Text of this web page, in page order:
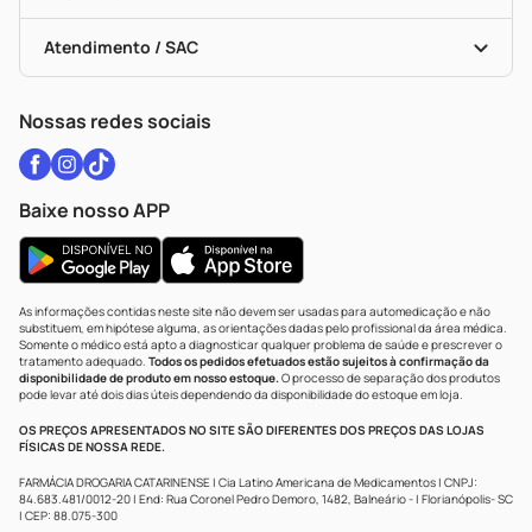
Troca E Devolução
Bulas De A A Z
Políticas De Marketplace
Testes Rápidos
Autoteste Covid-19
Vacinas
Portal Da Privacidade
Atendimento / SAC
Nossas redes sociais
Baixe nosso APP
As informações contidas neste site não devem ser usadas para automedicação e não
substituem, em hipótese alguma, as orientações dadas pelo profissional da área médica.
Somente o médico está apto a diagnosticar qualquer problema de saúde e prescrever o
tratamento adequado. Todos os pedidos efetuados estão sujeitos à confirmação da
disponibilidade de produto em nosso estoque.O processo de separação dos produtos
pode levar até dois dias úteis dependendo da disponibilidade do estoque em loja.
OS PREÇOS APRESENTADOS NO SITE SÃO DIFERENTES DOS PREÇOS DAS LOJAS
FÍSICAS DE NOSSA REDE.
FARMÁCIA DROGARIA CATARINENSE | Cia Latino Americana de Medicamentos | CNPJ:
84.683.481/0012-20 | End: Rua Coronel Pedro Demoro, 1482, Balneário - | Florianópolis- SC
| CEP: 88.075-300